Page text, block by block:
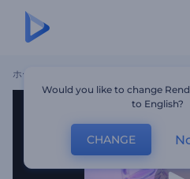
ホーム
Would you like to change
to English?
CHANGE